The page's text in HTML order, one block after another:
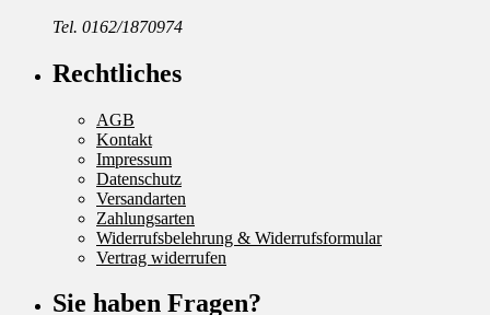
Tel. 0162/1870974
Rechtliches
AGB
Kontakt
Impressum
Datenschutz
Versandarten
Zahlungsarten
Widerrufsbelehrung & Widerrufsformular
Vertrag widerrufen
Sie haben Fragen?